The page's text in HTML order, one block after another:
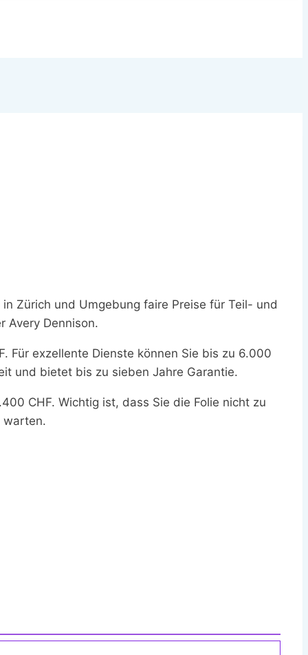
Zürich und Umgebung faire Preise für Teil- und
Avery Dennison.
Für exzellente Dienste können Sie bis zu 6.000
und bietet bis zu sieben Jahre Garantie.
CHF. Wichtig ist, dass Sie die Folie nicht zu
warten.